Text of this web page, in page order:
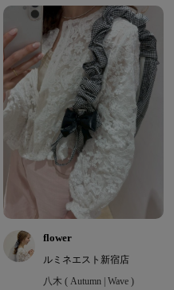
flower
ルミネエスト新宿店
八木 ( Autumn | Wave )